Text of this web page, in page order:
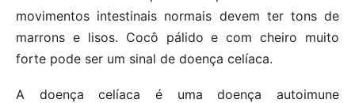
movimentos intestinais normais devem ter tons de
marrons e lisos. Cocô pálido e com cheiro muito
forte pode ser um sinal de doença celíaca.
A doença celíaca é uma doença autoimune